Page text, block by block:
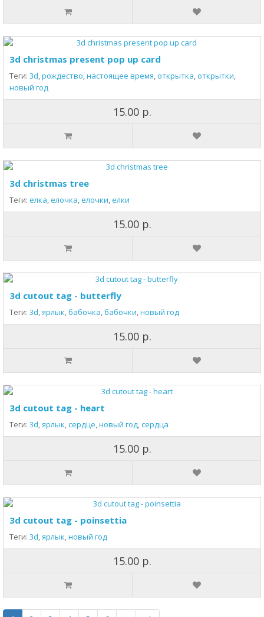
3d christmas present pop up card
Теги: 3d,рождество,настоящее время,открытка,открытки,
новый год
15.00 р.
3d christmas tree
Теги: елка,елочка,елочки,елки
15.00 р.
3d cutout tag - butterfly
Теги: 3d,ярлык,бабочка,бабочки,новый год
15.00 р.
3d cutout tag - heart
Теги: 3d,ярлык,сердце,новый год,сердца
15.00 р.
3d cutout tag - poinsettia
Теги: 3d,ярлык,новый год
15.00 р.